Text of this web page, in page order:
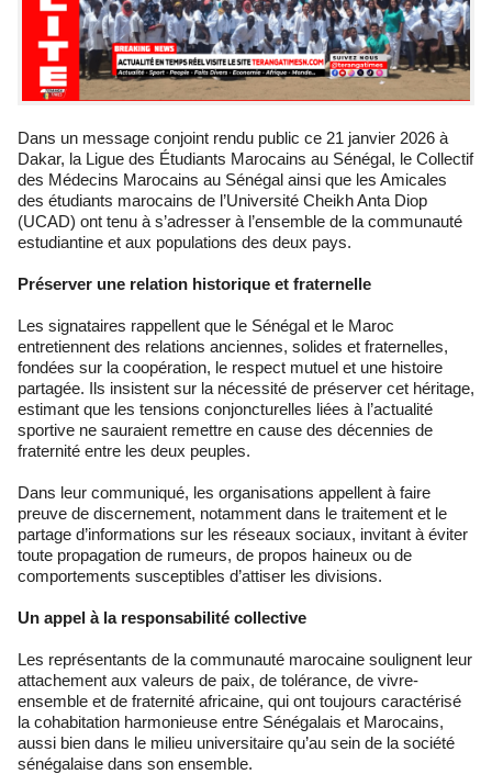
Dans un message conjoint rendu public ce 21 janvier 2026 à
Dakar, la Ligue des Étudiants Marocains au Sénégal, le Collectif
des Médecins Marocains au Sénégal ainsi que les Amicales
des étudiants marocains de l’Université Cheikh Anta Diop
(UCAD) ont tenu à s’adresser à l’ensemble de la communauté
estudiantine et aux populations des deux pays.
Préserver une relation historique et fraternelle
Les signataires rappellent que le Sénégal et le Maroc
entretiennent des relations anciennes, solides et fraternelles,
fondées sur la coopération, le respect mutuel et une histoire
partagée. Ils insistent sur la nécessité de préserver cet héritage,
estimant que les tensions conjoncturelles liées à l’actualité
sportive ne sauraient remettre en cause des décennies de
fraternité entre les deux peuples.
Dans leur communiqué, les organisations appellent à faire
preuve de discernement, notamment dans le traitement et le
partage d’informations sur les réseaux sociaux, invitant à éviter
toute propagation de rumeurs, de propos haineux ou de
comportements susceptibles d’attiser les divisions.
Un appel à la responsabilité collective
Les représentants de la communauté marocaine soulignent leur
attachement aux valeurs de paix, de tolérance, de vivre-
ensemble et de fraternité africaine, qui ont toujours caractérisé
la cohabitation harmonieuse entre Sénégalais et Marocains,
aussi bien dans le milieu universitaire qu’au sein de la société
sénégalaise dans son ensemble.